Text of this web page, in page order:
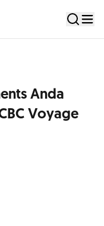
Anda
Voyage